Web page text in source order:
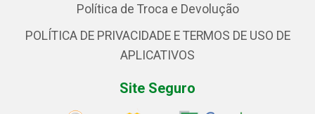
Política de Troca e Devolução
POLÍTICA DE PRIVACIDADE E TERMOS DE USO DE
APLICATIVOS
Site Seguro